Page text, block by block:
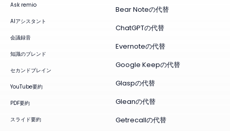
Ask remio
AIアシスタント
会議録音
知識のブレンド
セカンドブレイン
YouTube要約
PDF要約
スライド要約
Bear Noteの代替
ChatGPTの代替
Evernoteの代替
Google Keepの代替
Glaspの代替
Gleanの代替
Getrecallの代替